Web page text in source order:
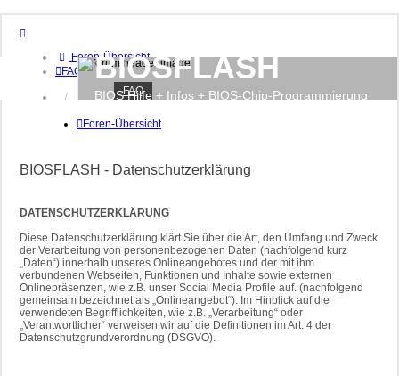
Foren-Übersicht
FAQ
Anmelden
BIOSFLASH
BIOS Hilfe + Infos + BIOS-Chip-Programmierung
FAQ
Foren-Übersicht
BIOSFLASH - Datenschutzerklärung
DATENSCHUTZERKLÄRUNG
Diese Datenschutzerklärung klärt Sie über die Art, den Umfang und Zweck
der Verarbeitung von personenbezogenen Daten (nachfolgend kurz
„Daten“) innerhalb unseres Onlineangebotes und der mit ihm
verbundenen Webseiten, Funktionen und Inhalte sowie externen
Onlinepräsenzen, wie z.B. unser Social Media Profile auf. (nachfolgend
gemeinsam bezeichnet als „Onlineangebot“). Im Hinblick auf die
verwendeten Begrifflichkeiten, wie z.B. „Verarbeitung“ oder
„Verantwortlicher“ verweisen wir auf die Definitionen im Art. 4 der
Datenschutzgrundverordnung (DSGVO).